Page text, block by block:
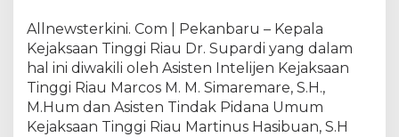
i
j
e
n
K
e
Allnewsterkini. Com | Pekanbaru – Kepala
Kejaksaan Tinggi Riau Dr. Supardi yang dalam
hal ini diwakili oleh Asisten Intelijen Kejaksaan
Tinggi Riau Marcos M. M. Simaremare, S.H.,
M.Hum dan Asisten Tindak Pidana Umum
Kejaksaan Tinggi Riau Martinus Hasibuan, S.H